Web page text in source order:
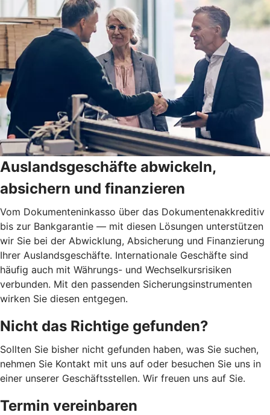
Auslandsgeschäfte abwickeln,
absichern und finanzieren
Vom Dokumenteninkasso über das Dokumentenakkreditiv
bis zur Bankgarantie — mit diesen Lösungen unterstützen
wir Sie bei der Abwicklung, Absicherung und Finanzierung
Ihrer Auslandsgeschäfte. Internationale Geschäfte sind
häufig auch mit Währungs- und Wechselkursrisiken
verbunden. Mit den passenden Sicherungsinstrumenten
wirken Sie diesen entgegen.
Nicht das Richtige gefunden?
Sollten Sie bisher nicht gefunden haben, was Sie suchen,
nehmen Sie Kontakt mit uns auf oder besuchen Sie uns in
einer unserer Geschäftsstellen. Wir freuen uns auf Sie.
Termin vereinbaren